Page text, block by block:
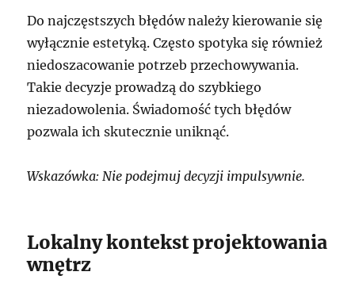
Do najczęstszych błędów należy kierowanie się
wyłącznie estetyką. Często spotyka się również
niedoszacowanie potrzeb przechowywania.
Takie decyzje prowadzą do szybkiego
niezadowolenia. Świadomość tych błędów
pozwala ich skutecznie uniknąć.
Wskazówka: Nie podejmuj decyzji impulsywnie.
Lokalny kontekst projektowania
wnętrz